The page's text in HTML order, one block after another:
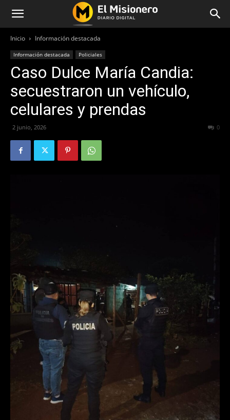
Inicio Información destacada
Información destacada Policiales
Caso Dulce María Candia:
secuestraron un vehículo,
celulares y prendas
2 junio, 2026 0